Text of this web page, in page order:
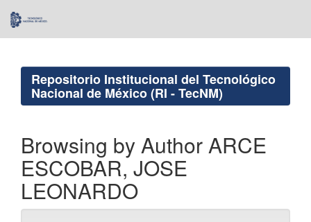
navigation
Repositorio Institucional del Tecnológico
Nacional de México (RI - TecNM)
Browsing by Author ARCE
ESCOBAR, JOSE
LEONARDO